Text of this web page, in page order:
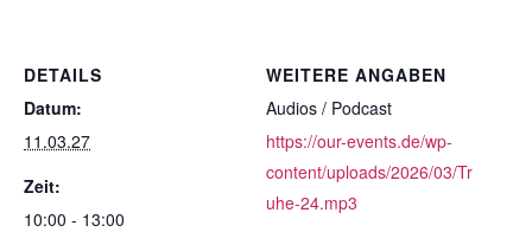
DETAILS
Datum:
11.03.27
Zeit:
10:00 - 13:00
WEITERE ANGABEN
Audios / Podcast
https://our-events.de/wp-
content/uploads/2026/03/Tr
uhe-24.mp3